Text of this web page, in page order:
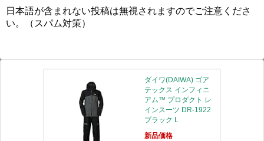
日本語が含まれない投稿は無視されますのでご注意くださ
い。（スパム対策）
ダイワ(DAIWA) ゴア
テックス インフィニ
アム™ プロダクト レ
インスーツ DR-1922
ブラック L
新品価格